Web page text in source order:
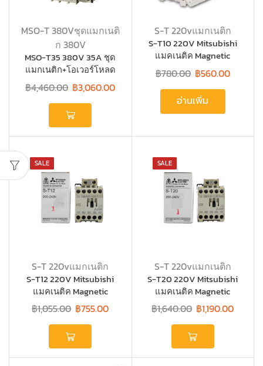
MSO-T 380Vชุดแมกเนติ
ก 380V
MSO-T35 380V 35A ชุด
แมกเนติก+โอเวอร์โหลด
Mitsubishi
฿4,460.00 ฿3,060.00
S-T 220vแมกเนติก
S-T10 220V Mitsubishi
แมคเนติค Magnetic
Contactors
฿780.00 ฿560.00
อ่านเพิ่ม
SALE
S-T 220vแมกเนติก
S-T12 220V Mitsubishi
แมคเนติค Magnetic
Contactors
฿1,055.00 ฿755.00
SALE
S-T 220vแมกเนติก
S-T20 220V Mitsubishi
แมคเนติค Magnetic
Contactors
฿1,640.00 ฿1,190.00